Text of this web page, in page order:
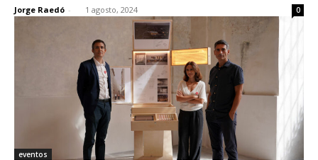
Jorge Raedó - 1 agosto, 2024 0
eventos